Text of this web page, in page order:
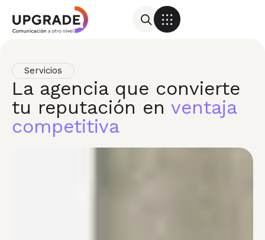
Servicios
La agencia que convierte
tu reputación en ventaja
competitiva